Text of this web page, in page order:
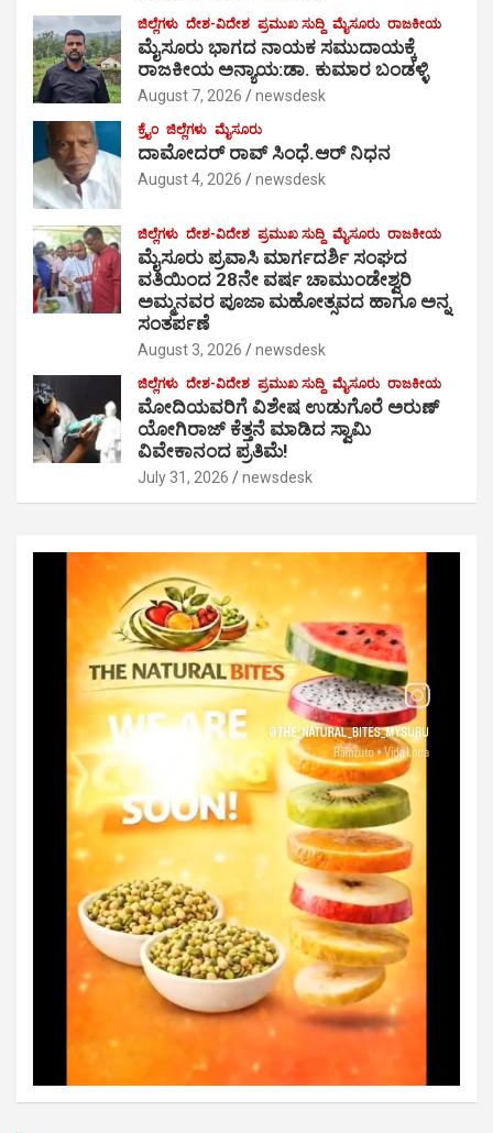
ಜಿಲ್ಲೆಗಳು ದೇಶ-ವಿದೇಶ ಪ್ರಮುಖ ಸುದ್ದಿ ಮೈಸೂರು ರಾಜಕೀಯ
ಮೈಸೂರು ಭಾಗದ ನಾಯಕ ಸಮುದಾಯಕ್ಕೆ
ರಾಜಕೀಯ ಅನ್ಯಾಯ:ಡಾ. ಕುಮಾರ ಬಂಡಳ್ಳಿ
August 7, 2026 newsdesk
ಕ್ರೈಂ ಜಿಲ್ಲೆಗಳು ಮೈಸೂರು
ದಾಮೋದರ್ ರಾವ್ ಸಿಂಧೆ.ಆರ್ ನಿಧನ
August 4, 2026 newsdesk
ಜಿಲ್ಲೆಗಳು ದೇಶ-ವಿದೇಶ ಪ್ರಮುಖ ಸುದ್ದಿ ಮೈಸೂರು ರಾಜಕೀಯ
ಮೈಸೂರು ಪ್ರವಾಸಿ ಮಾರ್ಗದರ್ಶಿ ಸಂಘದ
ವತಿಯಿಂದ 28ನೇ ವರ್ಷ ಚಾಮುಂಡೇಶ್ವರಿ
ಅಮ್ಮನವರ ಪೂಜಾ ಮಹೋತ್ಸವದ ಹಾಗೂ ಅನ್ನ
ಸಂತರ್ಪಣೆ
August 3, 2026 newsdesk
ಜಿಲ್ಲೆಗಳು ದೇಶ-ವಿದೇಶ ಪ್ರಮುಖ ಸುದ್ದಿ ಮೈಸೂರು ರಾಜಕೀಯ
ಮೋದಿಯವರಿಗೆ ವಿಶೇಷ ಉಡುಗೊರೆ ಅರುಣ್
ಯೋಗಿರಾಜ್ ಕೆತ್ತನೆ ಮಾಡಿದ ಸ್ವಾಮಿ
ವಿವೇಕಾನಂದ ಪ್ರತಿಮೆ!
July 31, 2026 newsdesk